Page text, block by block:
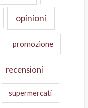
opinioni
promozione
recensioni
supermercati